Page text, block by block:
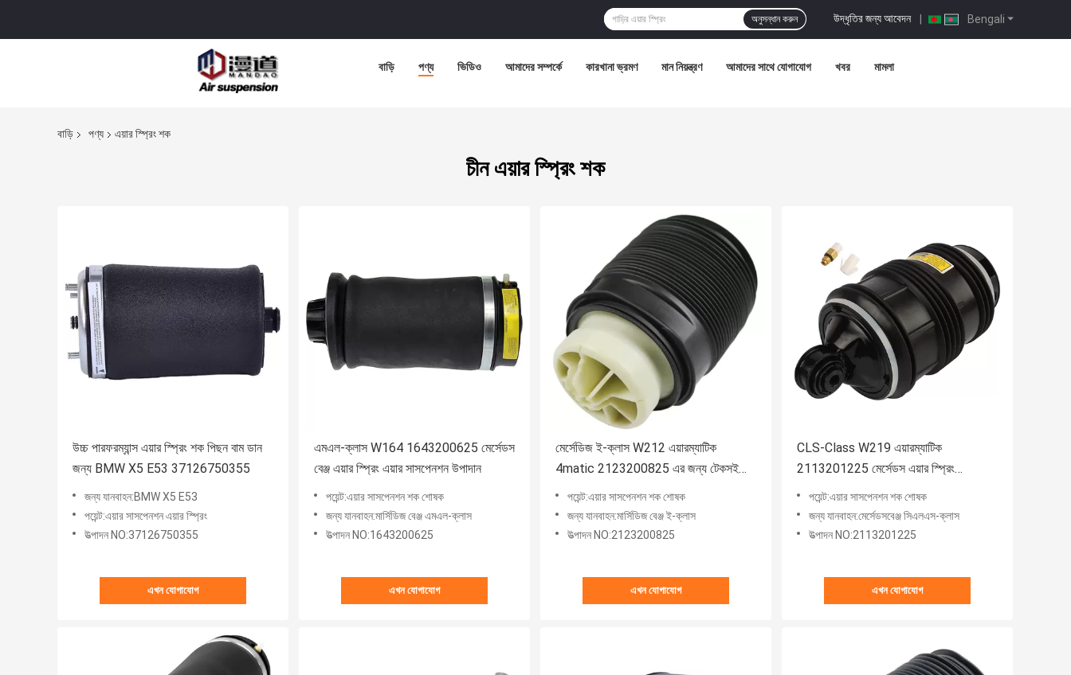
Bengali
উদ্ধৃতির জন্য আবেদন |
অনুসন্ধান করুন
বাড়ি পণ্য ভিডিও আমাদের সম্পর্কে কারখানা ভ্রমণ মান নিয়ন্ত্রণ আমাদের সাথে যোগাযোগ খবর মামলা
বাড়ি পণ্য এয়ার স্প্রিং শক
চীন এয়ার স্প্রিং শক
উচ্চ পারফরম্যান্স এয়ার স্প্রিং শক পিছন বাম ডান
জন্য BMW X5 E53 37126750355
জন্য যানবাহন:BMW X5 E53
পয়েন্ট:এয়ার সাসপেনশন এয়ার স্প্রিং
উত্পাদন NO:37126750355
এখন যোগাযোগ
এমএল-ক্লাস W164 1643200625 মের্সেডস
বেঞ্জ এয়ার স্প্রিং এয়ার সাসপেনশন উপাদান
পয়েন্ট:এয়ার সাসপেনশন শক শোষক
জন্য যানবাহন:মার্সিডিজ বেঞ্জ এমএল-ক্লাস
উত্পাদন NO:1643200625
এখন যোগাযোগ
মের্সেডিজ ই-ক্লাস W212 এয়ারম্যাটিক
4matic 2123200825 এর জন্য টেকসই
এয়ার সাসপেনশন স্প্রিংস
পয়েন্ট:এয়ার সাসপেনশন শক শোষক
জন্য যানবাহন:মার্সিডিজ বেঞ্জ ই-ক্লাস
উত্পাদন NO:2123200825
এখন যোগাযোগ
CLS-Class W219 এয়ারম্যাটিক
2113201225 মের্সেডস এয়ার স্প্রিং
লাইটওয়েট
পয়েন্ট:এয়ার সাসপেনশন শক শোষক
জন্য যানবাহন:মের্সেডসবেঞ্জ সিএলএস-ক্লাস
উত্পাদন NO:2113201225
এখন যোগাযোগ